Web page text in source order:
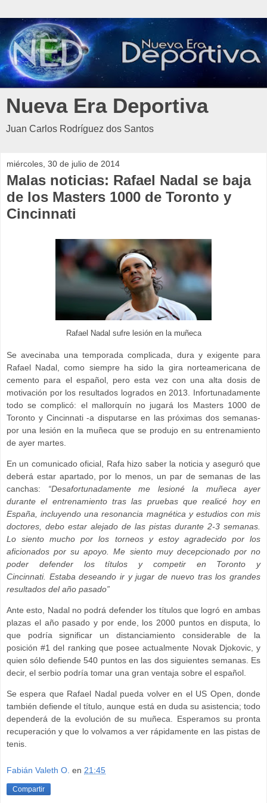
Nueva Era Deportiva
Juan Carlos Rodríguez dos Santos
miércoles, 30 de julio de 2014
Malas noticias: Rafael Nadal se baja
de los Masters 1000 de Toronto y
Cincinnati
Rafael Nadal sufre lesión en la muñeca
Se avecinaba una temporada complicada, dura y exigente para
Rafael Nadal, como siempre ha sido la gira norteamericana de
cemento para el español, pero esta vez con una alta dosis de
motivación por los resultados logrados en 2013. Infortunadamente
todo se complicó: el mallorquín no jugará los Masters 1000 de
Toronto y Cincinnati -a disputarse en las próximas dos semanas-
por una lesión en la muñeca que se produjo en su entrenamiento
de ayer martes.
En un comunicado oficial, Rafa hizo saber la noticia y aseguró que
deberá estar apartado, por lo menos, un par de semanas de las
canchas: “Desafortunadamente me lesioné la muñeca ayer
durante el entrenamiento tras las pruebas que realicé hoy en
España, incluyendo una resonancia magnética y estudios con mis
doctores, debo estar alejado de las pistas durante 2-3 semanas.
Lo siento mucho por los torneos y estoy agradecido por los
aficionados por su apoyo. Me siento muy decepcionado por no
poder defender los títulos y competir en Toronto y
Cincinnati. Estaba deseando ir y jugar de nuevo tras los grandes
resultados del año pasado”
Ante esto, Nadal no podrá defender los títulos que logró en ambas
plazas el año pasado y por ende, los 2000 puntos en disputa, lo
que podría significar un distanciamiento considerable de la
posición #1 del ranking que posee actualmente Novak Djokovic, y
quien sólo defiende 540 puntos en las dos siguientes semanas. Es
decir, el serbio podría tomar una gran ventaja sobre el español.
Se espera que Rafael Nadal pueda volver en el US Open, donde
también defiende el título, aunque está en duda su asistencia; todo
dependerá de la evolución de su muñeca. Esperamos su pronta
recuperación y que lo volvamos a ver rápidamente en las pistas de
tenis.
Fabián Valeth O. en 21:45
Compartir